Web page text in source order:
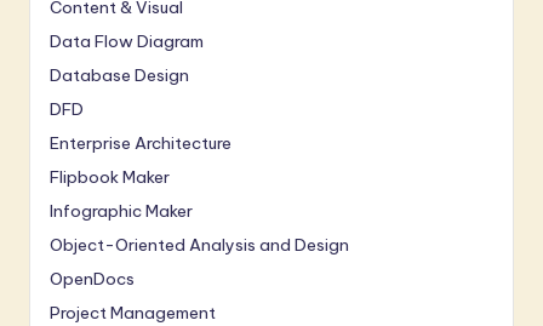
Content & Visual
Data Flow Diagram
Database Design
DFD
Enterprise Architecture
Flipbook Maker
Infographic Maker
Object-Oriented Analysis and Design
OpenDocs
Project Management